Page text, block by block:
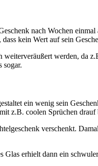
nach Wochen
kein Wert auf sein
weiterveräußert werden, da
sogar.
ein wenig sein
z.B. coolen Sprüchen drauf
verschenkt.
erhielt dann ein